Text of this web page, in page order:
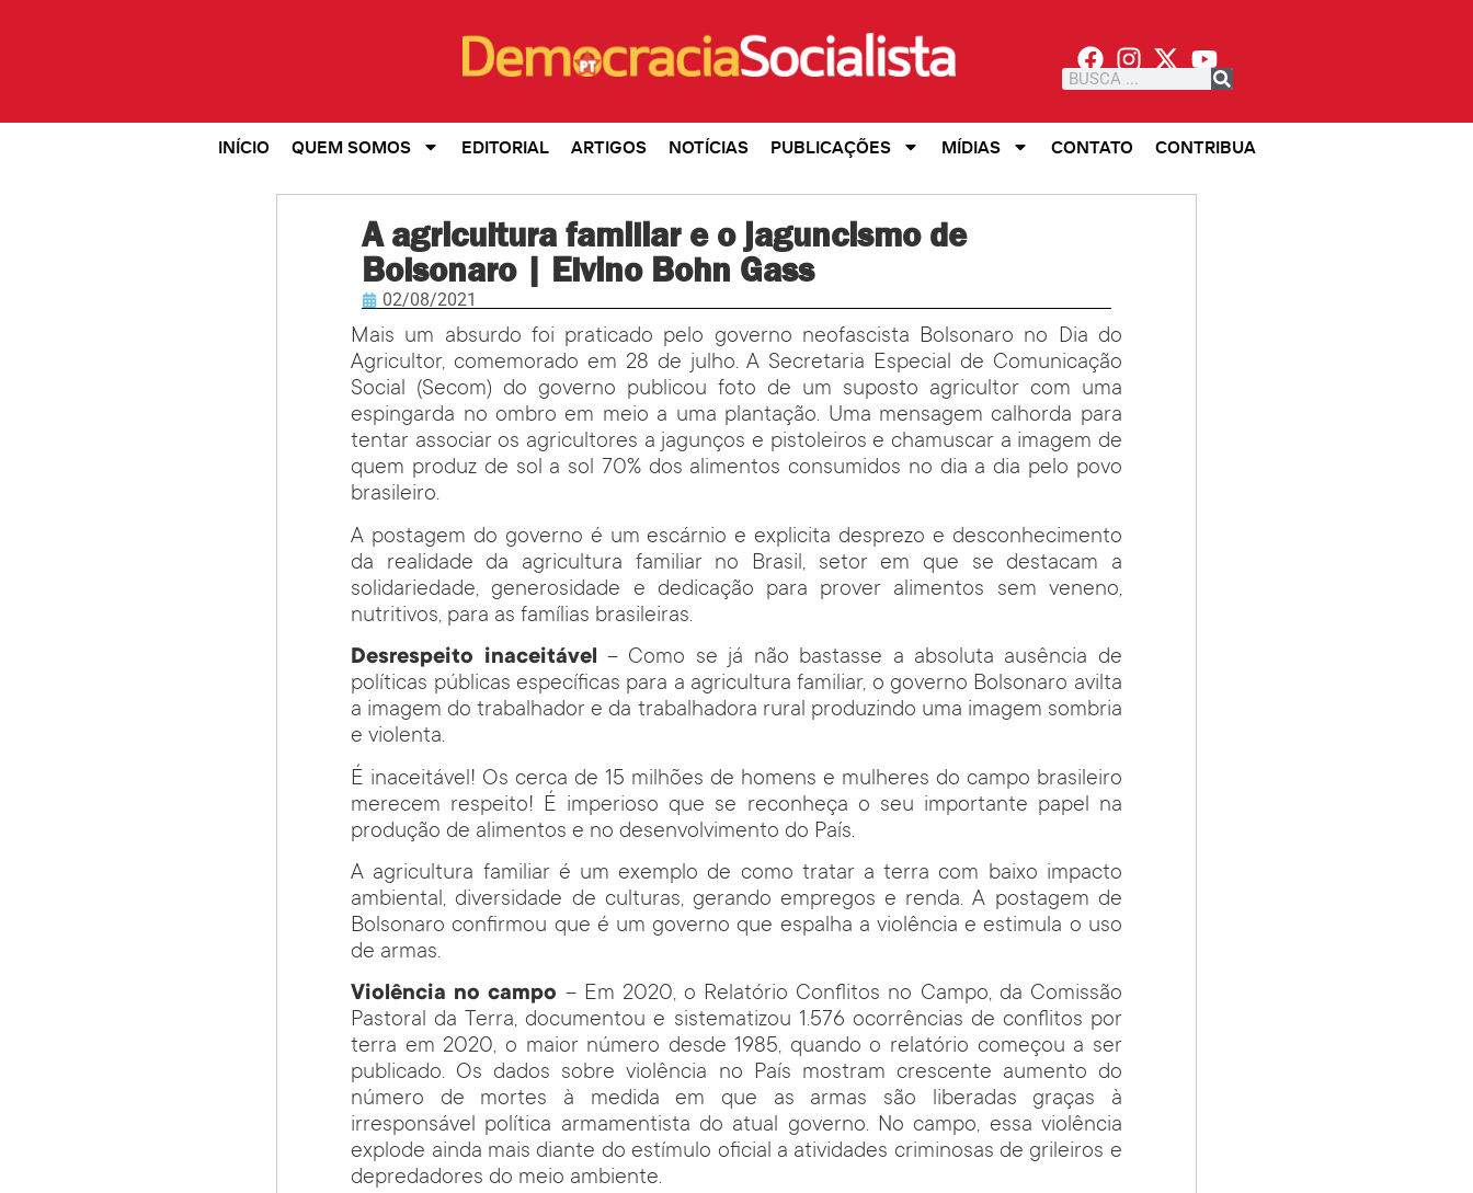
INÍCIO QUEM SOMOS EDITORIAL ARTIGOS NOTÍCIAS PUBLICAÇÕES MÍDIAS CONTATO CONTRIBUA
A agricultura familiar e o jaguncismo de
Bolsonaro | Elvino Bohn Gass
02/08/2021
Mais um absurdo foi praticado pelo governo neofascista Bolsonaro no Dia do
Agricultor, comemorado em 28 de julho. A Secretaria Especial de Comunicação
Social (Secom) do governo publicou foto de um suposto agricultor com uma
espingarda no ombro em meio a uma plantação. Uma mensagem calhorda para
tentar associar os agricultores a jagunços e pistoleiros e chamuscar a imagem de
quem produz de sol a sol 70% dos alimentos consumidos no dia a dia pelo povo
brasileiro.
A postagem do governo é um escárnio e explicita desprezo e desconhecimento
da realidade da agricultura familiar no Brasil, setor em que se destacam a
solidariedade, generosidade e dedicação para prover alimentos sem veneno,
nutritivos, para as famílias brasileiras.
Desrespeito inaceitável – Como se já não bastasse a absoluta ausência de
políticas públicas específicas para a agricultura familiar, o governo Bolsonaro avilta
a imagem do trabalhador e da trabalhadora rural produzindo uma imagem sombria
e violenta.
É inaceitável! Os cerca de 15 milhões de homens e mulheres do campo brasileiro
merecem respeito! É imperioso que se reconheça o seu importante papel na
produção de alimentos e no desenvolvimento do País.
A agricultura familiar é um exemplo de como tratar a terra com baixo impacto
ambiental, diversidade de culturas, gerando empregos e renda. A postagem de
Bolsonaro confirmou que é um governo que espalha a violência e estimula o uso
de armas.
Violência no campo – Em 2020, o Relatório Conflitos no Campo, da Comissão
Pastoral da Terra, documentou e sistematizou 1.576 ocorrências de conflitos por
terra em 2020, o maior número desde 1985, quando o relatório começou a ser
publicado. Os dados sobre violência no País mostram crescente aumento do
número de mortes à medida em que as armas são liberadas graças à
irresponsável política armamentista do atual governo. No campo, essa violência
explode ainda mais diante do estímulo oficial a atividades criminosas de grileiros e
depredadores do meio ambiente.